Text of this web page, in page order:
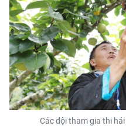
Các đội tham gia thi